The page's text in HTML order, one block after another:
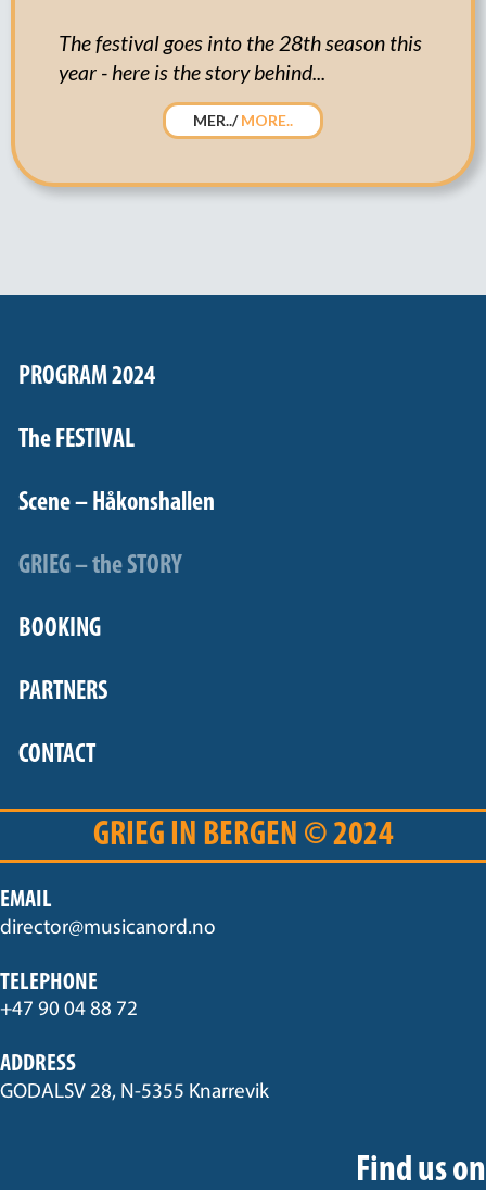
The festival goes into the 28th season this
year - here is the story behind...
MER../MORE..
PROGRAM 2024
The FESTIVAL
Scene – Håkonshallen
GRIEG – the STORY
BOOKING
PARTNERS
CONTACT
GRIEG IN BERGEN © 2024
EMAIL
director@musicanord.no
TELEPHONE
+47 90 04 88 72
ADDRESS
GODALSV 28, N-5355 Knarrevik
Find us on